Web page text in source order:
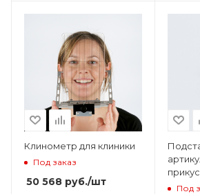
Клинометр для клиники
Под заказ
50 568 руб./шт
Под